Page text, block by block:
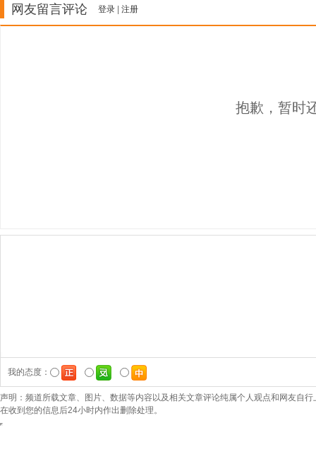
网友留言评论 登录 注册
抱歉，暂时
我的态度：
声明：频道所载文章、图片、数据等内容以及相关文章评论纯属个人观点和网友自
在收到您的信息后24小时内作出删除处理。